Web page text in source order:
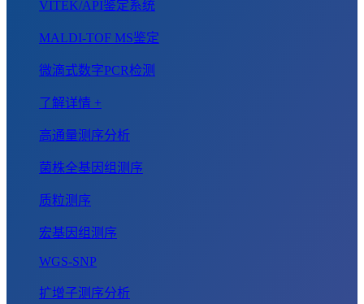
VITEK/API鉴定系统
MALDI-TOF MS鉴定
微滴式数字PCR检测
了解详情 +
高通量测序分析
菌株全基因组测序
质粒测序
宏基因组测序
WGS-SNP
扩增子测序分析